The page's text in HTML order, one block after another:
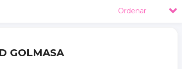
Ordenar
GOLMASA